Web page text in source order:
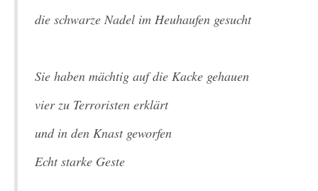
die schwarze Nadel im Heuhaufen gesucht
Sie haben mächtig auf die Kacke gehauen
vier zu Terroristen erklärt
und in den Knast geworfen
Echt starke Geste